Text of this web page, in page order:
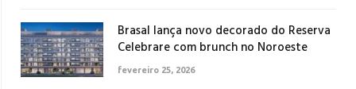
Brasal lança novo decorado do Reserva
Celebrare com brunch no Noroeste
fevereiro 25, 2026